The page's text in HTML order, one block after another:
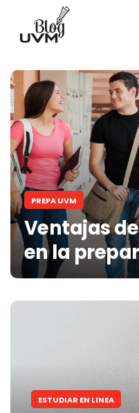
PREPA UVM
Ventajas
en la
ESTUDIAR EN LINEA